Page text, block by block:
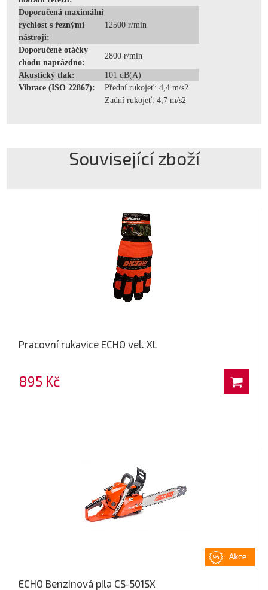
Doporučená maximální
rychlost s řeznými
nástroji:
12500 r/min
Doporučené otáčky
chodu naprázdno:
2800 r/min
Akustický tlak:
101 dB(A)
Vibrace (ISO 22867):
Přední rukojeť: 4,4 m/s2
Zadní rukojeť: 4,7 m/s2
Související zboží
Pracovní rukavice ECHO vel. XL
895 Kč
ECHO Benzinová pila CS-501SX